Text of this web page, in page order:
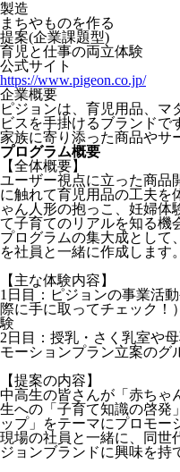
製造
まちやものを作る
提案(企業課題型)
育児と仕事の両立体験
公式サイト
https://www.pigeon.co.jp/
企業概要
ピジョンは、育児用品、マ
ビスを手掛けるブランドで
家族に寄り添った商品やサ
プログラム概要
【全体概要】
ユーザー視点に立った商品
に触れて育児用品の工夫を
ゃん人形の抱っこ、妊婦体
て子育てのリアルを知る機
プログラムの集大成として
を社員と一緒に作成します。
【主な体験内容】
1日目：ピジョンの事業活
際に手に取ってチェック！
験
2日目：授乳・さく乳室や
モーションプラン立案のグ
【提案の内容】
中高生の皆さんが「赤ちゃ
生への「子育て知識の啓発
ップ」をテーマにプロモー
現場の社員と一緒に、同世
ジョンブランドに興味を持